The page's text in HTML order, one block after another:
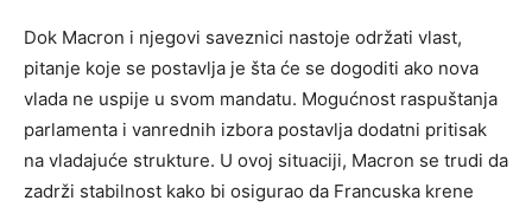
Dok Macron i njegovi saveznici nastoje održati vlast,
pitanje koje se postavlja je šta će se dogoditi ako nova
vlada ne uspije u svom mandatu. Mogućnost raspuštanja
parlamenta i vanrednih izbora postavlja dodatni pritisak
na vladajuće strukture. U ovoj situaciji, Macron se trudi da
zadrži stabilnost kako bi osigurao da Francuska krene